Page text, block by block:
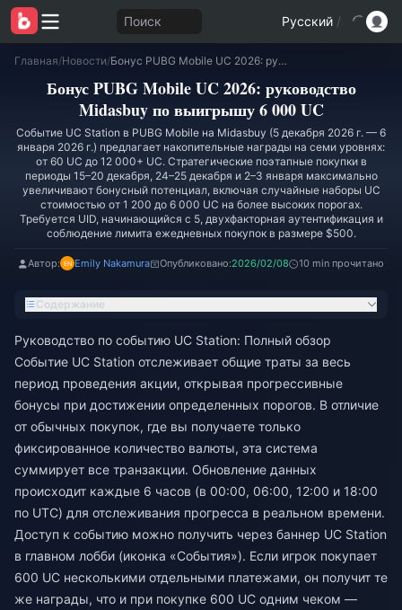
Поиск Русский /
Главная/Новости/ Бонус PUBG Mobile UC 2026: руководство Midasbuy по выигрышу 6 000 UC
Бонус PUBG Mobile UC 2026: руководство
Midasbuy по выигрышу 6 000 UC
Событие UC Station в PUBG Mobile на Midasbuy (5 декабря 2026 г. — 6
января 2026 г.) предлагает накопительные награды на семи уровнях:
от 60 UC до 12 000+ UC. Стратегические поэтапные покупки в
периоды 15–20 декабря, 24–25 декабря и 2–3 января максимально
увеличивают бонусный потенциал, включая случайные наборы UC
стоимостью от 1 200 до 6 000 UC на более высоких порогах.
Требуется UID, начинающийся с 5, двухфакторная аутентификация и
соблюдение лимита ежедневных покупок в размере $500.
Автор: Emily Nakamura Опубликовано:2026/02/08 10 min прочитано
Содержание
Руководство по событию UC Station: Полный обзор
Событие UC Station отслеживает общие траты за весь
период проведения акции, открывая прогрессивные
бонусы при достижении определенных порогов. В отличие
от обычных покупок, где вы получаете только
фиксированное количество валюты, эта система
суммирует все транзакции. Обновление данных
происходит каждые 6 часов (в 00:00, 06:00, 12:00 и 18:00
по UTC) для отслеживания прогресса в реальном времени.
Доступ к событию можно получить через баннер UC Station
в главном лобби (иконка «События»). Если игрок покупает
600 UC несколькими отдельными платежами, он получит те
же награды, что и при покупке 600 UC одним чеком —